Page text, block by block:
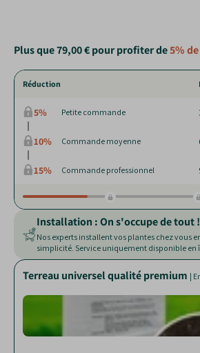
Plus que79,00 €pour profiter de5%
Réduction
5% Petite commande
10% Commande moyenne
15% Commande professionnel
Installation : On s'occupe de tout !
Nos experts installent vos plantes chez vous
simplicité. Service uniquement disponible en
Terreau universel qualité premium |
|Paillage de chanvre| Sac de 250 L